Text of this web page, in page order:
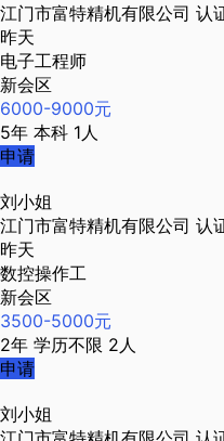
江门市富特精机有限公司 认
昨天
电子工程师
新会区
6000-9000元
5年 本科 1人
申请
刘小姐
江门市富特精机有限公司 认
昨天
数控操作工
新会区
3500-5000元
2年 学历不限 2人
申请
刘小姐